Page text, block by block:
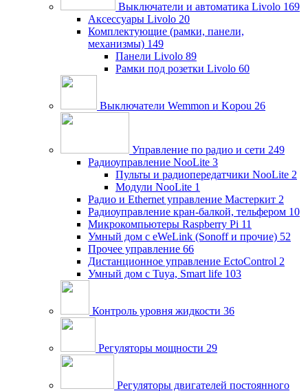
Выключатели и автоматика Livolo 169
Аксессуары Livolo 20
Комплектующие (рамки, панели,
механизмы) 149
Панели Livolo 89
Рамки под розетки Livolo 60
Выключатели Wemmon и Kopou 26
Управление по радио и сети 249
Радиоуправление NooLite 3
Пульты и радиопередатчики NooLite 2
Модули NooLite 1
Радио и Ethernet управление Мастеркит 2
Радиоуправление кран-балкой, тельфером 10
Микрокомпьютеры Raspberry Pi 11
Умный дом c eWeLink (Sonoff и прочие) 52
Прочее управление 66
Дистанционное управление EctoControl 2
Умный дом с Tuya, Smart life 103
Контроль уровня жидкости 36
Регуляторы мощности 29
Регуляторы двигателей постоянного